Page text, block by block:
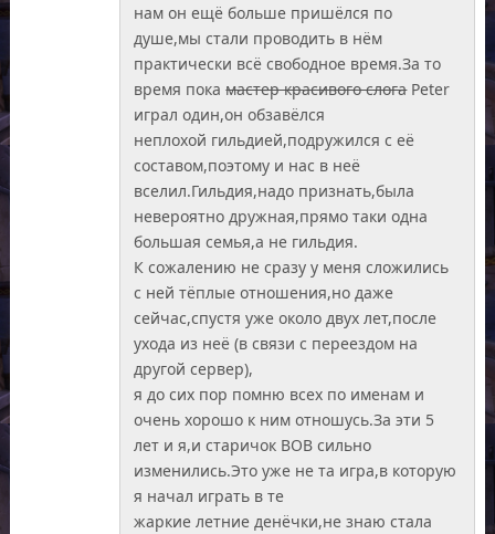
нам он ещё больше пришёлся по
душе,мы стали проводить в нём
практически всё свободное время.За то
время покамастер красивого слогаPeter
играл один,он обзавёлся
неплохой гильдией,подружился с её
составом,поэтому и нас в неё
вселил.Гильдия,надо признать,была
невероятно дружная,прямо таки одна
большая семья,а не гильдия.
К сожалению не сразу у меня сложились
с ней тёплые отношения,но даже
сейчас,спустя уже около двух лет,после
ухода из неё (в связи с переездом на
другой сервер),
я до сих пор помню всех по именам и
очень хорошо к ним отношусь.За эти 5
лет и я,и старичок ВОВ сильно
изменились.Это уже не та игра,в которую
я начал играть в те
жаркие летние денёчки,не знаю стала